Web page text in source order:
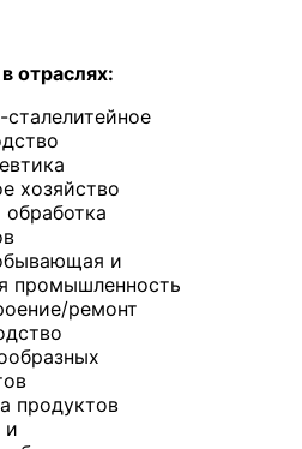
отраслях:
сталелитейное
хозяйство
обработка
и
промышленность
ремонт
продуктов
и